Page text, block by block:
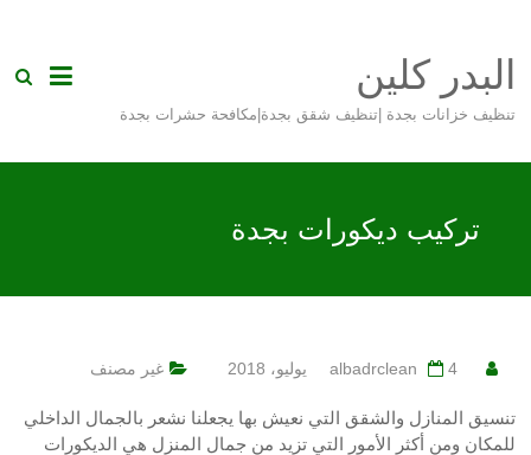
content
البدر كلين
تنظيف خزانات بجدة |تنظيف شقق بجدة|مكافحة حشرات بجدة
تركيب ديكورات بجدة
albadrclean 4 يوليو، 2018 غير مصنف
تنسيق المنازل والشقق التي نعيش بها يجعلنا نشعر بالجمال الداخلي
للمكان ومن أكثر الأمور التي تزيد من جمال المنزل هي الديكورات